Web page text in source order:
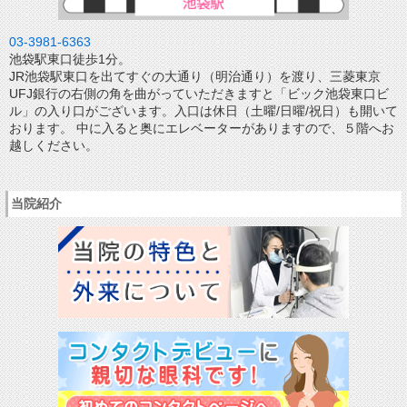
03-3981-6363
池袋駅東口徒歩1分。
JR池袋駅東口を出てすぐの大通り（明治通り）を渡り、三菱東京
UFJ銀行の右側の角を曲がっていただきますと「ビック池袋東口ビ
ル」の入り口がございます。入口は休日（土曜/日曜/祝日）も開いて
おります。 中に入ると奥にエレベーターがありますので、５階へお
越しください。
当院紹介